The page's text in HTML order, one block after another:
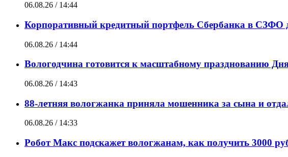
06.08.26 / 14:44
Корпоративный кредитный портфель Сбербанка в СЗФО
06.08.26 / 14:44
Вологодчина готовится к масштабному празднованию
06.08.26 / 14:43
88-летняя вологжанка приняла мошенника за сына и
06.08.26 / 14:33
Робот Макс подскажет вологжанам, как получить 3000